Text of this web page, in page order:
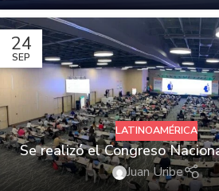
24
SEP
LATINOAMÉRICA
Se realizó el Congreso
Juan Uribe